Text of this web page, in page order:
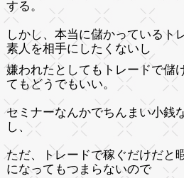
する。
しかし、本当に儲かっているト
素人を相手にしたくないし
嫌われたとしてもトレードで儲
てもどうでもいい。
セミナーなんかでちんまい小銭
し、
ただ、トレードで稼ぐだけだと
になってもつまらないので